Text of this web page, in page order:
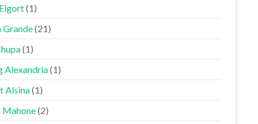
(1)
Grande(21)
(1)
Alexandria(1)
Alsina(1)
Mahone(2)